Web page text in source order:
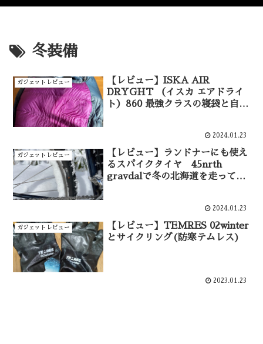
冬装備
ガジェットレビュー
【レビュー】ISKA AIR
DRYGHT （イスカ エアドライ
ト）860 最強クラスの寝袋と自転
2024.01.23
ガジェットレビュー
【レビュー】ランドナーにも使え
るスパイクタイヤ 45nrth
gravdalで冬の北海道を走ってみ
2024.01.23
ガジェットレビュー
【レビュー】TEMRES 02winter
とサイクリング(防寒テムレス)
2023.01.23